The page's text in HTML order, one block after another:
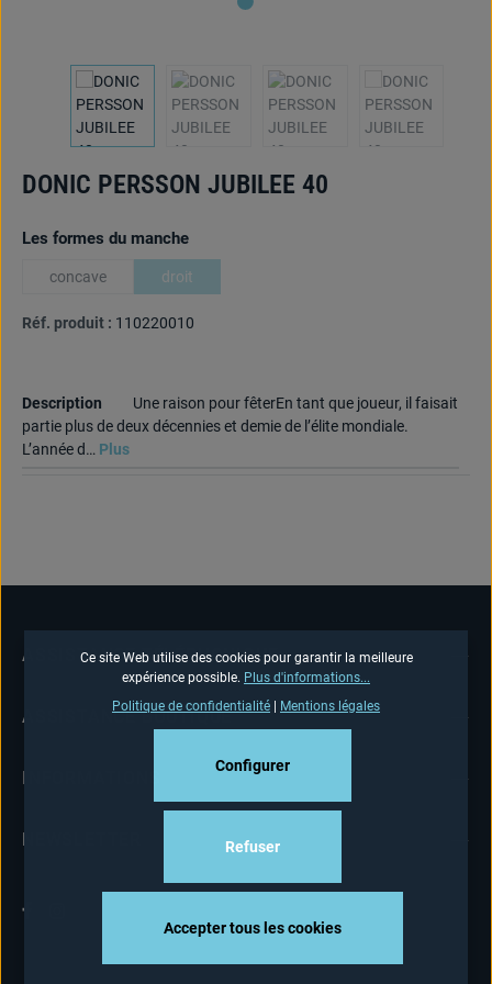
DONIC PERSSON JUBILEE 40
Sélectionnez
Les formes du manche
concave droit
Réf. produit : 110220010
Description
Une raison pour fêterEn tant que joueur, il faisait
partie plus de deux décennies et demie de l’élite mondiale.
L’année d… Plus
ASSISTANCE TÉLÉPHONIQUE
ASSISTANCE BOUTIQUE
INFORMATIONS
NEWSLETTER
Ce site Web utilise des cookies pour garantir la meilleure
expérience possible. Plus d'informations...
Politique de confidentialité
Mentions légales
Refuser
Configurer
Accepter tous les cookies